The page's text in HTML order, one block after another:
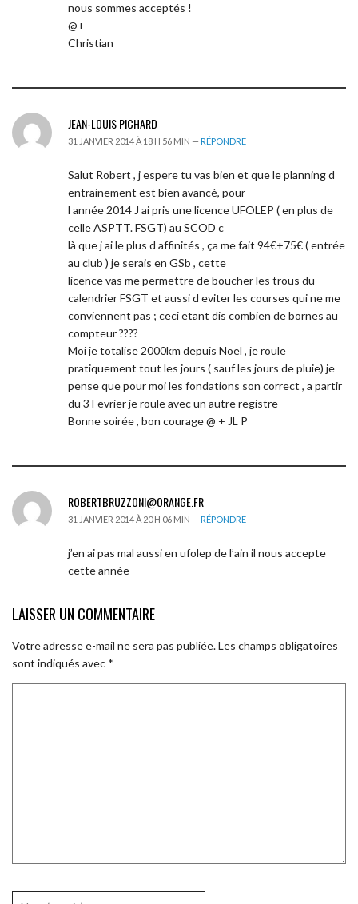
nous sommes acceptés !
@+
Christian
JEAN-LOUIS PICHARD
31 JANVIER 2014 À 18 H 56 MIN — RÉPONDRE
Salut Robert , j espere tu vas bien et que le planning d
entrainement est bien avancé, pour
l année 2014 J ai pris une licence UFOLEP ( en plus de
celle ASPTT. FSGT) au SCOD c
là que j ai le plus d affinités , ça me fait 94€+75€ ( entrée
au club ) je serais en GSb , cette
licence vas me permettre de boucher les trous du
calendrier FSGT et aussi d eviter les courses qui ne me
conviennent pas ; ceci etant dis combien de bornes au
compteur ????
Moi je totalise 2000km depuis Noel , je roule
pratiquement tout les jours ( sauf les jours de pluie) je
pense que pour moi les fondations son correct , a partir
du 3 Fevrier je roule avec un autre registre
Bonne soirée , bon courage @ + JL P
ROBERTBRUZZONI@ORANGE.FR
31 JANVIER 2014 À 20 H 06 MIN — RÉPONDRE
j’en ai pas mal aussi en ufolep de l’ain il nous accepte
cette année
LAISSER UN COMMENTAIRE
Votre adresse e-mail ne sera pas publiée.Les champs obligatoires
sont indiqués avec *